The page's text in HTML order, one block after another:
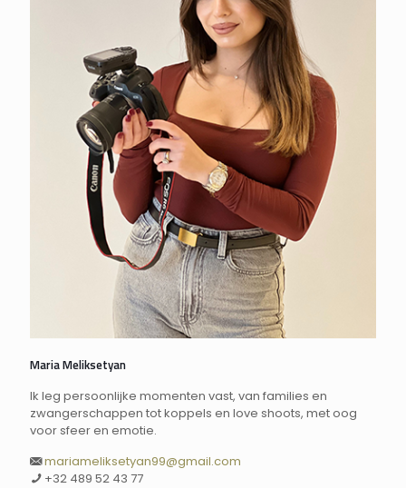
Maria Meliksetyan
Ik leg persoonlijke momenten vast, van families en
zwangerschappen tot koppels en love shoots, met oog
voor sfeer en emotie.
mariameliksetyan99@gmail.com
+32 489 52 43 77